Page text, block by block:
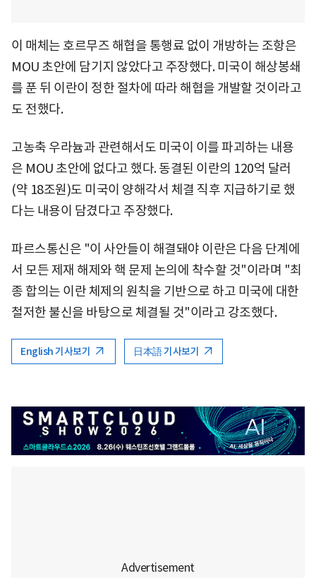
이 매체는 호르무즈 해협을 통행료 없이 개방하는 조항은
MOU 초안에 담기지 않았다고 주장했다. 미국이 해상봉쇄
를 푼 뒤 이란이 정한 절차에 따라 해협을 개발할 것이라고
도 전했다.
고농축 우라늄과 관련해서도 미국이 이를 파괴하는 내용
은 MOU 초안에 없다고 했다. 동결된 이란의 120억 달러
(약 18조원)도 미국이 양해각서 체결 직후 지급하기로 했
다는 내용이 담겼다고 주장했다.
파르스통신은 "이 사안들이 해결돼야 이란은 다음 단계에
서 모든 제재 해제와 핵 문제 논의에 착수할 것"이라며 "최
종 합의는 이란 체제의 원칙을 기반으로 하고 미국에 대한
철저한 불신을 바탕으로 체결될 것"이라고 강조했다.
English 기사보기 日本語 기사보기